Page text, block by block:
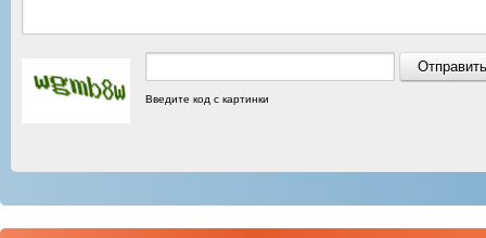
Введите код с картинки